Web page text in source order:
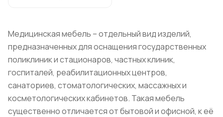
Медицинская мебель – отдельный вид изделий,
предназначенных для оснащения государственных
поликлиник и стационаров, частных клиник,
госпиталей, реабилитационных центров,
санаториев, стоматологических, массажных и
косметологических кабинетов. Такая мебель
существенно отличается от бытовой и офисной, к её